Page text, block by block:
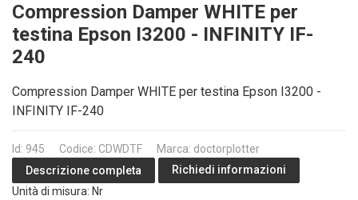
Compression Damper WHITE per
testina Epson I3200 - INFINITY IF-
240
Compression Damper WHITE per testina Epson I3200 -
INFINITY IF-240
Id: 945 Codice: CDWDTF
Marca: doctorplotter
Descrizione completa
Richiedi informazioni
Unità di misura: Nr